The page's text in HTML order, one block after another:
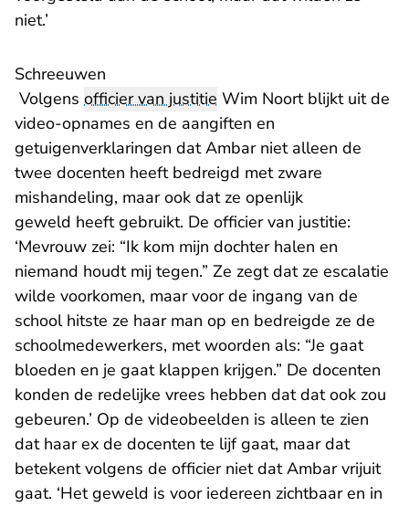
niet.’
Schreeuwen
Volgens officier van justitie Wim Noort blijkt uit de
video-opnames en de aangiften en
getuigenverklaringen dat Ambar niet alleen de
twee docenten heeft bedreigd met zware
mishandeling, maar ook dat ze openlijk
geweld heeft gebruikt. De officier van justitie:
‘Mevrouw zei: “Ik kom mijn dochter halen en
niemand houdt mij tegen.” Ze zegt dat ze escalatie
wilde voorkomen, maar voor de ingang van de
school hitste ze haar man op en bedreigde ze de
schoolmedewerkers, met woorden als: “Je gaat
bloeden en je gaat klappen krijgen.” De docenten
konden de redelijke vrees hebben dat dat ook zou
gebeuren.’ Op de videobeelden is alleen te zien
dat haar ex de docenten te lijf gaat, maar dat
betekent volgens de officier niet dat Ambar vrijuit
gaat. ‘Het geweld is voor iedereen zichtbaar en in